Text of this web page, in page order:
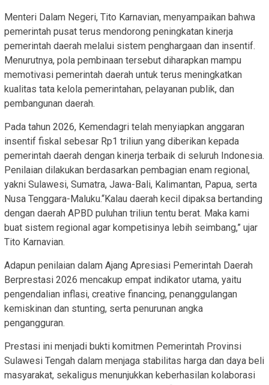
Menteri Dalam Negeri, Tito Karnavian, menyampaikan bahwa
pemerintah pusat terus mendorong peningkatan kinerja
pemerintah daerah melalui sistem penghargaan dan insentif.
Menurutnya, pola pembinaan tersebut diharapkan mampu
memotivasi pemerintah daerah untuk terus meningkatkan
kualitas tata kelola pemerintahan, pelayanan publik, dan
pembangunan daerah.
Pada tahun 2026, Kemendagri telah menyiapkan anggaran
insentif fiskal sebesar Rp1 triliun yang diberikan kepada
pemerintah daerah dengan kinerja terbaik di seluruh Indonesia.
Penilaian dilakukan berdasarkan pembagian enam regional,
yakni Sulawesi, Sumatra, Jawa-Bali, Kalimantan, Papua, serta
Nusa Tenggara-Maluku.“Kalau daerah kecil dipaksa bertanding
dengan daerah APBD puluhan triliun tentu berat. Maka kami
buat sistem regional agar kompetisinya lebih seimbang,” ujar
Tito Karnavian.
Adapun penilaian dalam Ajang Apresiasi Pemerintah Daerah
Berprestasi 2026 mencakup empat indikator utama, yaitu
pengendalian inflasi, creative financing, penanggulangan
kemiskinan dan stunting, serta penurunan angka
pengangguran.
Prestasi ini menjadi bukti komitmen Pemerintah Provinsi
Sulawesi Tengah dalam menjaga stabilitas harga dan daya beli
masyarakat, sekaligus menunjukkan keberhasilan kolaborasi